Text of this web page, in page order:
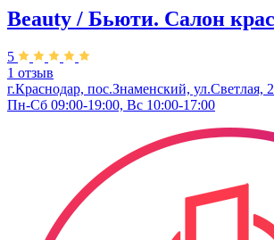
Beauty / Бьюти. Салон
5
1 отзыв
г.Краснодар, пос.Знаменский, ул.Светлая,
Пн-Сб 09:00-19:00, Вс 10:00-17:00